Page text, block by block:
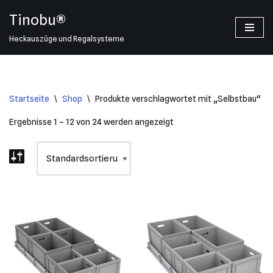
Zum
Tinobu®
Heckauszüge und Regalsysteme
Startseite \ Shop \ Produkte verschlagwortet mit „Selbstbau“
Ergebnisse 1 – 12 von 24 werden angezeigt